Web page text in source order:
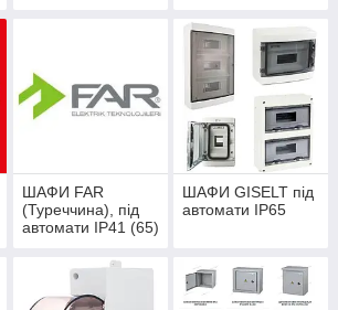
ШАФИ FAR
(Туреччина), під
автомати IP41 (65)
ШАФИ GISELT під
автомати IP65